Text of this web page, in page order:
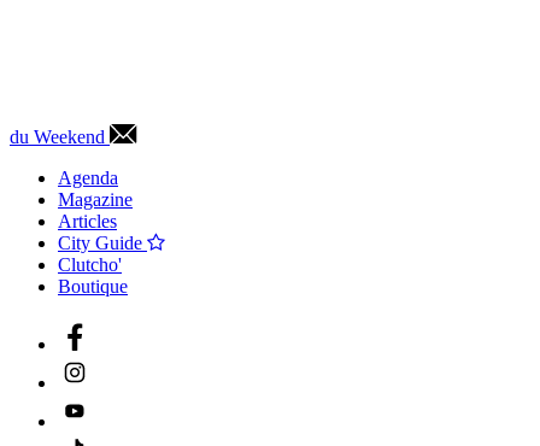
du Weekend
Agenda
Magazine
Articles
City Guide
Clutcho'
Boutique